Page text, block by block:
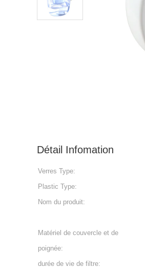
Détail Infomation
Verres Type:
Plastic Type:
Nom du produit:
Matériel de couvercle et de
poignée:
durée de vie de filtre: